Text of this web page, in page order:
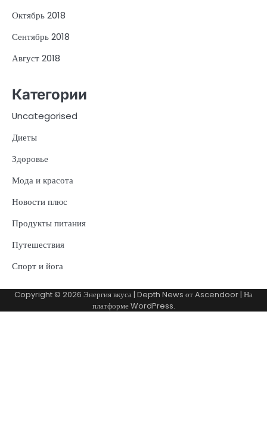
Октябрь 2018
Сентябрь 2018
Август 2018
Категории
Uncategorised
Диеты
Здоровье
Мода и красота
Новости плюс
Продукты питания
Путешествия
Спорт и йога
Copyright © 2026 Энергия вкуса | Depth News отAscendoor | На
платформеWordPress.